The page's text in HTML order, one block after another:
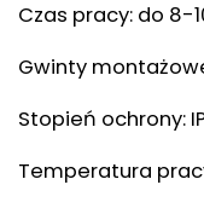
Czas pracy: do 8-
Gwinty
Stopień ochrony:
Temperatura